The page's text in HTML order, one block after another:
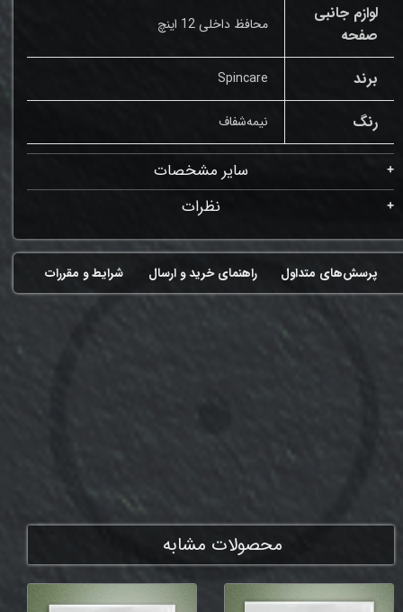
لوازم جانبی
صفحه
محافظ داخلی 12 اینچ
برند Spincare
رنگ نیمه‌شفاف
سایر مشخصات
نظرات
شرایط و مقررات راهنمای خرید و ارسال پرسش‌های متداول
محصولات مشابه